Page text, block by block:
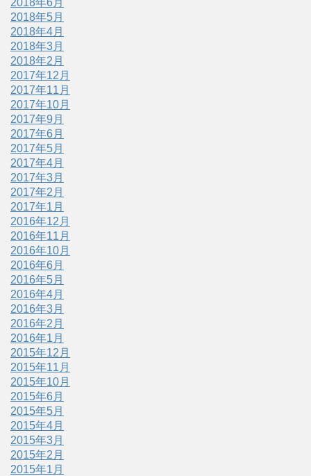
2018年5月
2018年4月
2018年3月
2018年2月
2017年12月
2017年11月
2017年10月
2017年9月
2017年6月
2017年5月
2017年4月
2017年3月
2017年2月
2017年1月
2016年12月
2016年11月
2016年10月
2016年6月
2016年5月
2016年4月
2016年3月
2016年2月
2016年1月
2015年12月
2015年11月
2015年10月
2015年6月
2015年5月
2015年4月
2015年3月
2015年2月
2015年1月